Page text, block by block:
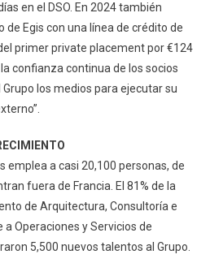
en el DSO. En 2024 también
Egis con una línea de crédito de
primer private placement por €124
confianza continua de los socios
los medios para ejecutar su
emplea a casi 20,100 personas, de
fuera de Francia. El 81% de la
de Arquitectura, Consultoría e
a Operaciones y Servicios de
5,500 nuevos talentos al Grupo.